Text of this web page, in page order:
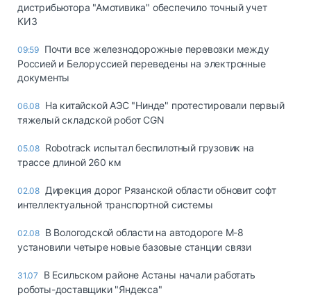
дистрибьютора "Амотивика" обеспечило точный учет
КИЗ
09:59 Почти все железнодорожные перевозки между
Россией и Белоруссией переведены на электронные
документы
06.08 На китайской АЭС "Нинде" протестировали первый
тяжелый складской робот CGN
05.08 Robotrack испытал беспилотный грузовик на
трассе длиной 260 км
02.08 Дирекция дорог Рязанской области обновит софт
интеллектуальной транспортной системы
02.08 В Вологодской области на автодороге М-8
установили четыре новые базовые станции связи
31.07
В Есильском районе Астаны начали работать
роботы-доставщики "Яндекса"